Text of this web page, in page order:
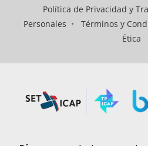
Política de Privacidad y
Personales • Términos y
Ética